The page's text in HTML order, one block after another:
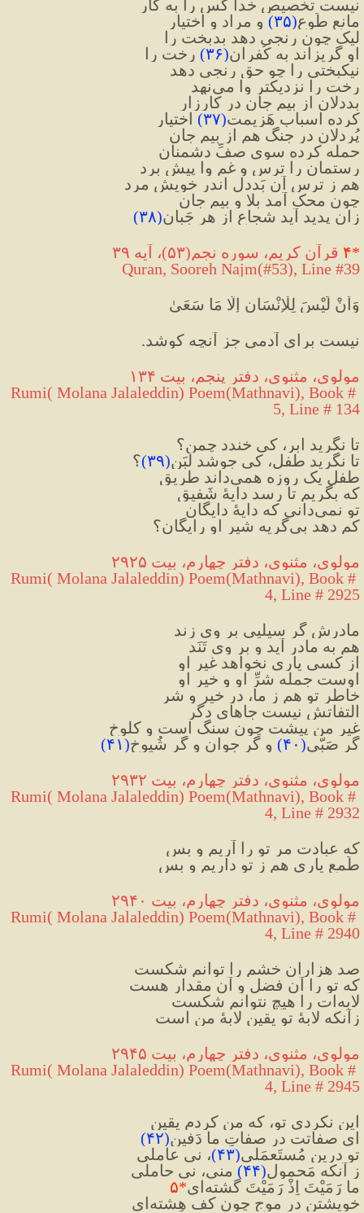
نیست تخصیصِ خدا کس را به کار
مانعِ طَوع(۳۵) و مراد و اختیار
لیک چون رنجی دهد بدبخت را
او گریزاند به کُفران(۳۶) رخت را
نیکبختی را چو حق رنجی دهد
رخت را نزدیکتر وا می‌نهد
بددلان از بیمِ جان در کارزار
کرده اسبابِ هَزیمت(۳۷) اختیار
پُردلان در جنگ هم از بیمِ جان
حمله کرده سوی صفِّ دشمنان
رستمان را ترس و غم وا پیش برد
هم ز ترس آن بَددل اندر خویش مرد
چون محک آمد بلا و بیمِ جان
زان پدید آید شجاع از هر جَبان(۳۸)
*۴ قرآن کریم، سوره نجم(۵۳)، آیه ۳۹
Quran, Sooreh Najm(#53), Line #39
وَأَنْ لَيْسَ لِلْإِنْسَانِ إِلَّا مَا سَعَىٰ
نیست برای آدمی جز آنچه کوشد.
مولوی، مثنوی، دفتر پنجم، بیت ۱۳۴
Rumi( Molana Jalaleddin) Poem(Mathnavi), Book #
5, Line # 134
تا نگرید ابر، کی خندد چمن؟
تا نگرید طفل، کی جوشد لَبَن(۳۹)؟
طفلِ یک روزه همی‌داند طریق
که بگریم تا رسد دایهٔ شَفیق
تو نمی‌دانی که دایهٔ دایگان
کم دهد بی‌گریه شیر او رایگان؟
مولوی، مثنوی، دفتر چهارم، بیت ۲۹۲۵
Rumi( Molana Jalaleddin) Poem(Mathnavi), Book #
4, Line # 2925
مادرش گر سیلیی بر وی زند
هم به مادر آید و بر وی تَنَد
از کسی یاری نخواهد غیرِ او
اوست جمله شرِّ او و خیرِ او
خاطرِ تو هم ز ما، در خیر و شر
التفاتش نیست جاهای دگر
غیرِ من پیشت چون سنگ است و کلوخ
گر صَبّی(۴۰) و گر جوان و گر شُیوخ(۴۱)
مولوی، مثنوی، دفتر چهارم، بیت ۲۹۳۲
Rumi( Molana Jalaleddin) Poem(Mathnavi), Book #
4, Line # 2932
که عبادت مر تو را آریم و بس
طَمعِ یاری هم ز تو داریم و بس
مولوی، مثنوی، دفتر چهارم، بیت ۲۹۴۰
Rumi( Molana Jalaleddin) Poem(Mathnavi), Book #
4, Line # 2940
صد هزاران خشم را توانم شکست
که تو را آن فضل و آن مقدار هست
لابه‌ات را هیچ نتوانم شکست
زآنکه لابهٔ تو یقین لابهٔ من است
مولوی، مثنوی، دفتر چهارم، بیت ۲۹۴۵
Rumi( Molana Jalaleddin) Poem(Mathnavi), Book #
4, Line # 2945
این نکردی تو، که من کردم یقین
ای صفاتت در صفاتِ ما دَفین(۴۲)
تو درین مُستَعمَلی(۴۳)، نی عاملی
ز آنکه مَحمولِ(۴۴) منی، نی حاملی
ما رَمَیْتَ اِذْ رَمَیْتَ گشته‌ای
*۵
خویشتن در موج چون کف هِشته‌ای